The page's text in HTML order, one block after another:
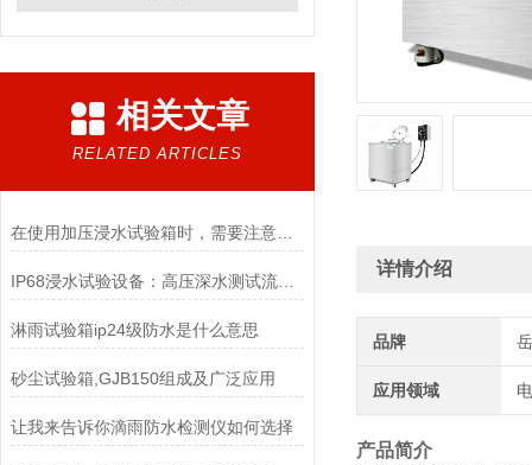
相关文章
RELATED ARTICLES
在使用加压浸水试验箱时，需要注意以下几点
IP68浸水试验设备：高压深水测试流程与认证通过指南
淋雨试验箱ip24级防水是什么意思
砂尘试验箱,GJB150组成及广泛应用
让我来告诉你滴雨防水检测仪如何选择
详情介绍
品牌
应用领域
产品简介